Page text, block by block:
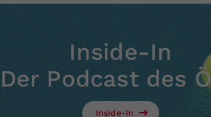
Inside-In
Der Podcast des
Inside-In